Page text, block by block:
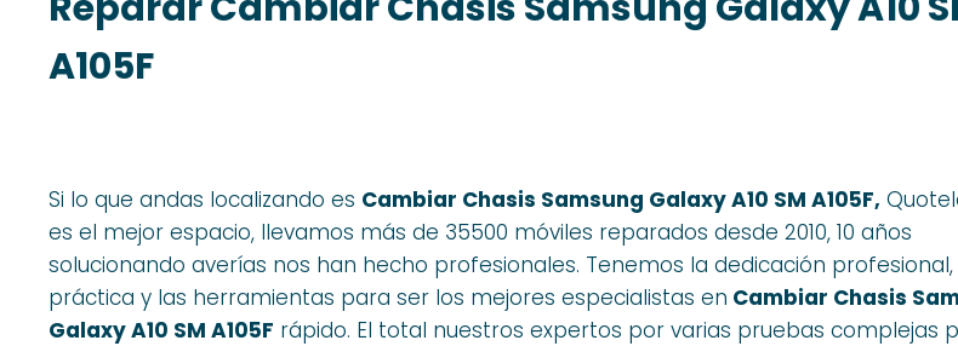
A105F
Si lo que andas localizando es Cambiar Chasis Samsung Galaxy A10 SM A105F,
es el mejor espacio, llevamos más de 35500 móviles reparados desde 2010, 10 años
solucionando averías nos han hecho profesionales. Tenemos la dedicación profesional,
práctica y las herramientas para ser los mejores especialistas en Cambiar Chasis
Galaxy A10 SM A105F rápido. El total nuestros expertos por varias pruebas complejas